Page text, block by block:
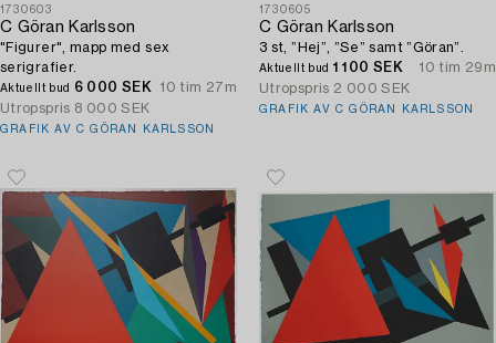
1730603
C Göran Karlsson
"Figurer", mapp med sex
serigrafier.
Aktuellt bud 6 000 SEK
10 tim 27m
Utropspris 8 000 SEK
GRAFIK AV C GÖRAN KARLSSON
1730605
C Göran Karlsson
3 st, ”Hej”, ”Se” samt ”Göran”.
Aktuellt bud 1 100 SEK
10 tim 29m
Utropspris 2 000 SEK
GRAFIK AV C GÖRAN KARLSSON